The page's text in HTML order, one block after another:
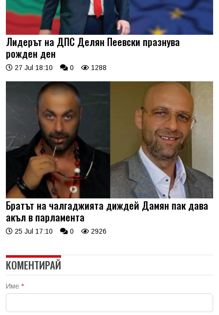
Лидерът на ДПС Делян Пеевски празнува
рожден ден
27 Jul 18:10 0 1288
Братът на чалгаджията диждей Дамян пак дава
акъл в парламента
25 Jul 17:10 0 2926
КОМЕНТИРАЙ
Име *